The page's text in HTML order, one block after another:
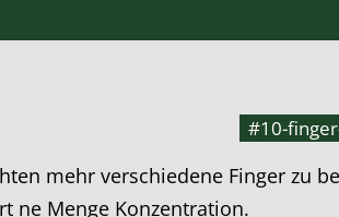
#10-
mehr verschiedene Finger zu
ne Menge Konzentration.